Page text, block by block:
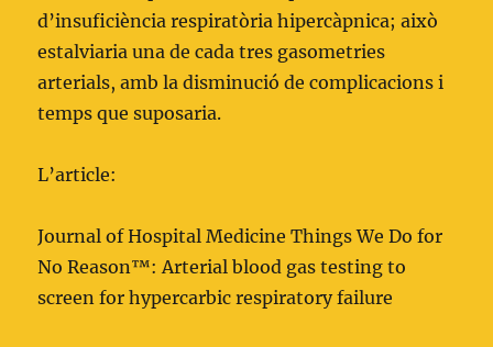
d’insuficiència respiratòria hipercàpnica; això
estalviaria una de cada tres gasometries
arterials, amb la disminució de complicacions i
temps que suposaria.
L’article:
Journal of Hospital Medicine Things We Do for
No Reason™: Arterial blood gas testing to
screen for hypercarbic respiratory failure